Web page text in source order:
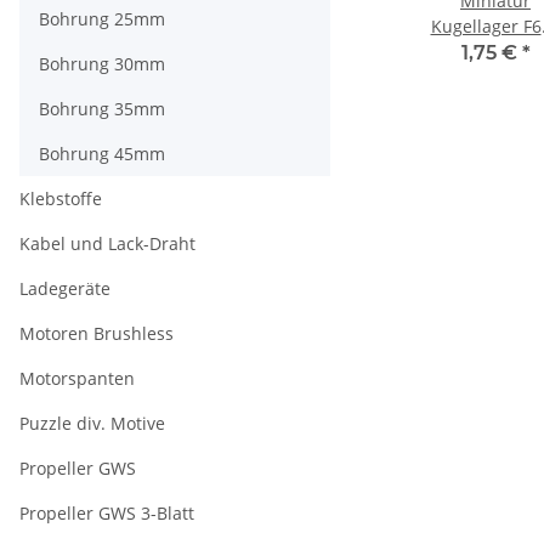
Kugellager
ZZ, 2x6x3 F 692
1,75 € *
Bohrung 25mm
Bohrung 30mm
Bohrung 35mm
Bohrung 45mm
Klebstoffe
Kabel und Lack-Draht
Ladegeräte
Motoren Brushless
Motorspanten
Puzzle div. Motive
Propeller GWS
Propeller GWS 3-Blatt